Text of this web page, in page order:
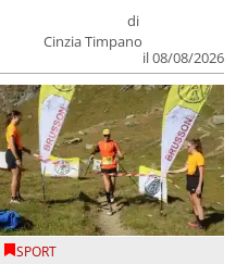
di
Cinzia Timpano
il 08/08/2026
SPORT